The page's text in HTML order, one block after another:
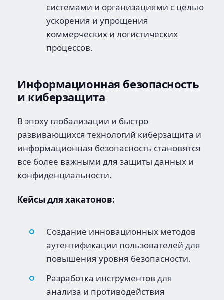
системами и организациями с целью
ускорения и упрощения
коммерческих и логистических
процессов.
Информационная безопасность
и киберзащита
В эпоху глобализации и быстро
развивающихся технологий киберзащита и
информационная безопасность становятся
все более важными для защиты данных и
конфиденциальности.
Кейсы для хакатонов:
Создание инновационных методов
аутентификации пользователей для
повышения уровня безопасности.
Разработка инструментов для
анализа и противодействия